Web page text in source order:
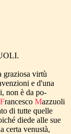
graziosa virtù
e d'una
non è da po-
Francesco Mazzuoli
di tutte quelle
diede alle sue
certa venustà,